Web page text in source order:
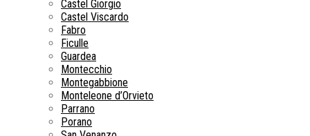
Castel Giorgio
Castel Viscardo
Fabro
Ficulle
Guardea
Montecchio
Montegabbione
Monteleone d’Orvieto
Parrano
Porano